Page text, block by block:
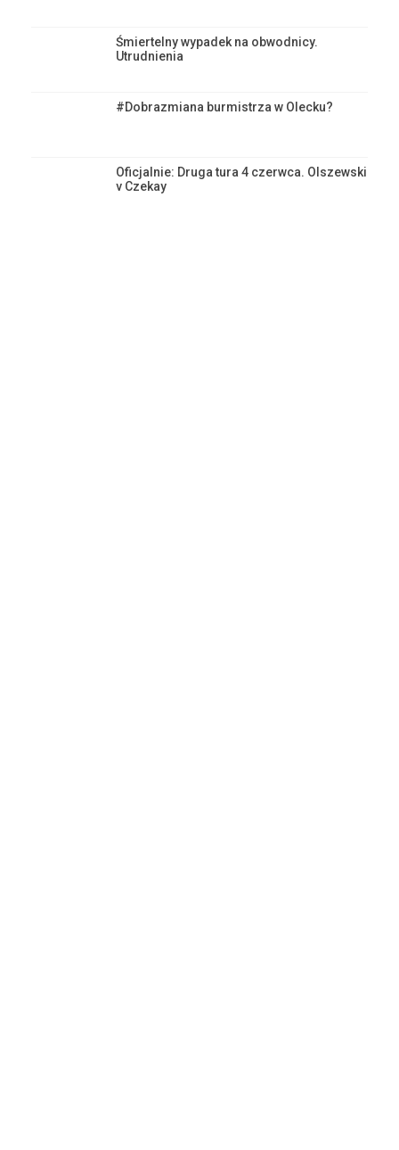
Śmiertelny wypadek na obwodnicy.
Utrudnienia
#Dobrazmiana burmistrza w Olecku?
Oficjalnie: Druga tura 4 czerwca. Olszewski
v Czekay